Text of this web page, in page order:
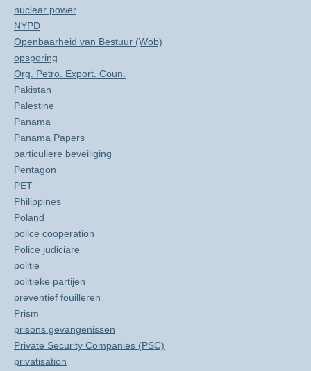
nuclear power
NYPD
Openbaarheid van Bestuur (Wob)
opsporing
Org. Petro. Export. Coun.
Pakistan
Palestine
Panama
Panama Papers
particuliere beveiliging
Pentagon
PET
Philippines
Poland
police cooperation
Police judiciare
politie
politieke partijen
preventief fouilleren
Prism
prisons gevangenissen
Private Security Companies (PSC)
privatisation